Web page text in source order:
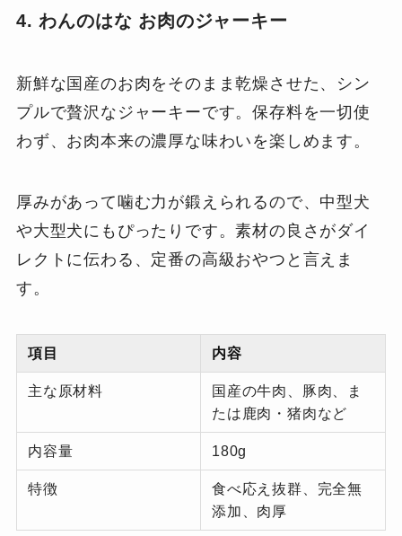
4. わんのはな お肉のジャーキー
新鮮な国産のお肉をそのまま乾燥させた、シン
プルで贅沢なジャーキーです。保存料を一切使
わず、お肉本来の濃厚な味わいを楽しめます。
厚みがあって噛む力が鍛えられるので、中型犬
や大型犬にもぴったりです。素材の良さがダイ
レクトに伝わる、定番の高級おやつと言えま
す。
項目 内容
主な原材料
国産の牛肉、豚肉、ま
たは鹿肉・猪肉など
内容量 180g
特徴
食べ応え抜群、完全無
添加、肉厚